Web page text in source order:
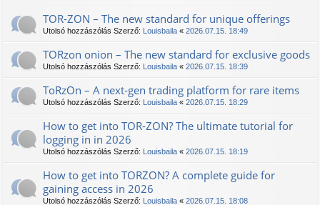
TOR-ZON – The new standard for unique offerings
Utolsó hozzászólás Szerző: Louisbaila « 2026.07.15. 18:49
TORzon onion – The new standard for exclusive goods
Utolsó hozzászólás Szerző: Louisbaila « 2026.07.15. 18:39
TоRzOn – A next-gen trading platform for rare items
Utolsó hozzászólás Szerző: Louisbaila « 2026.07.15. 18:29
How to get into TOR-ZON? The ultimate tutorial for
logging in in 2026
Utolsó hozzászólás Szerző: Louisbaila « 2026.07.15. 18:19
How to get into ТОRZON? A complete guide for
gaining access in 2026
Utolsó hozzászólás Szerző: Louisbaila « 2026.07.15. 18:08